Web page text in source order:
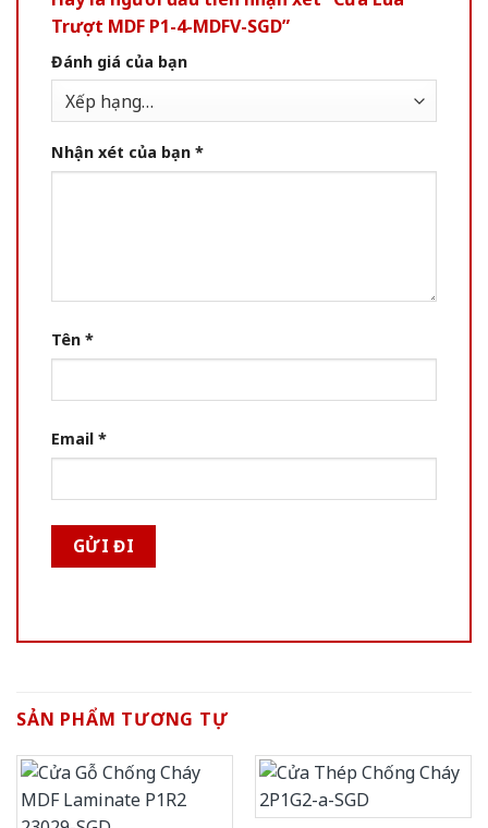
Trượt MDF P1-4-MDFV-SGD”
Đánh giá của bạn
Nhận xét của bạn *
Tên *
Email *
SẢN PHẨM TƯƠNG TỰ